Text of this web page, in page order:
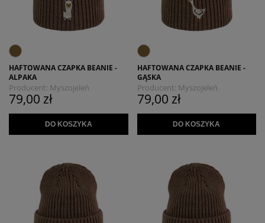
HAFTOWANA CZAPKA BEANIE -
ALPAKA
Producent: Myszojeleń
79,00 zł
DO KOSZYKA
HAFTOWANA CZAPKA BEANIE -
GĄSKA
Producent: Myszojeleń
79,00 zł
DO KOSZYKA